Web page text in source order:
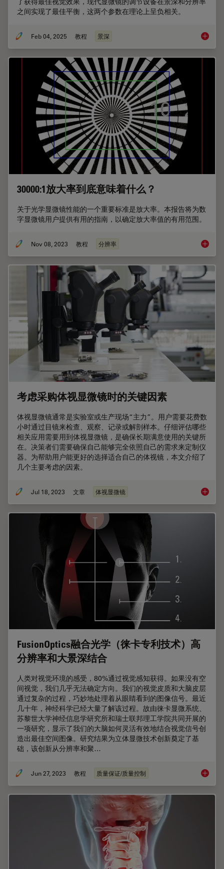
之间实现了最佳平衡，这两个参数在理论上呈负相关。
Feb 04, 2025 教程 景深 如何形
30000:1放大率到底意味着什么？
关于光学显微镜性能的一个重要标准是放大率。本报告将为数
字显微镜用户提供有用的指南，以确定放大率值的有用范围。
Nov 08, 2023 教程 分辨率
考虑采购体视显微镜时的关键因素
体视显微镜通常是实验室或生产现场“主力”。用户需要花费数
小时通过目镜来检查、观察、记录或解剖样本。仔细评估哪些
相关应用需要用到体视显微镜，是确保长期满意使用的关键所
在。决策者们需要确保自己能够完全依照自己的需求来定制仪
器。为帮助用户能更好的选择适合自己的体视镜，本文介绍了
几个主要考虑的因素。
Jul 18, 2023 文章 体视显微镜 考虑采
FusionOptics融合光学（徕卡专利技术）高
分辨率和大景深结合
人类对视觉环境的感受，80%通过视觉感知获得。如果没有空
间视觉，我们几乎无法确定方向。我们的视觉皮质和大脑皮层
通过复杂的过程，巧妙地处理着从眼睛看到的图像信号。最近
几十年，神经科学已经大量了解该过程。故由徕卡显微系统、
苏黎世大学神经信息学研究所和瑞士联邦理工学院共同开展的
一项研究，显示了我们的大脑如何灵活有效地结合视觉信号创
造出最佳空间图像。研究结果为立体显微技术创新奠定了基
础，该创新从分辨率和聚…
Jun 27, 2023 教程 质量保证/质量控制